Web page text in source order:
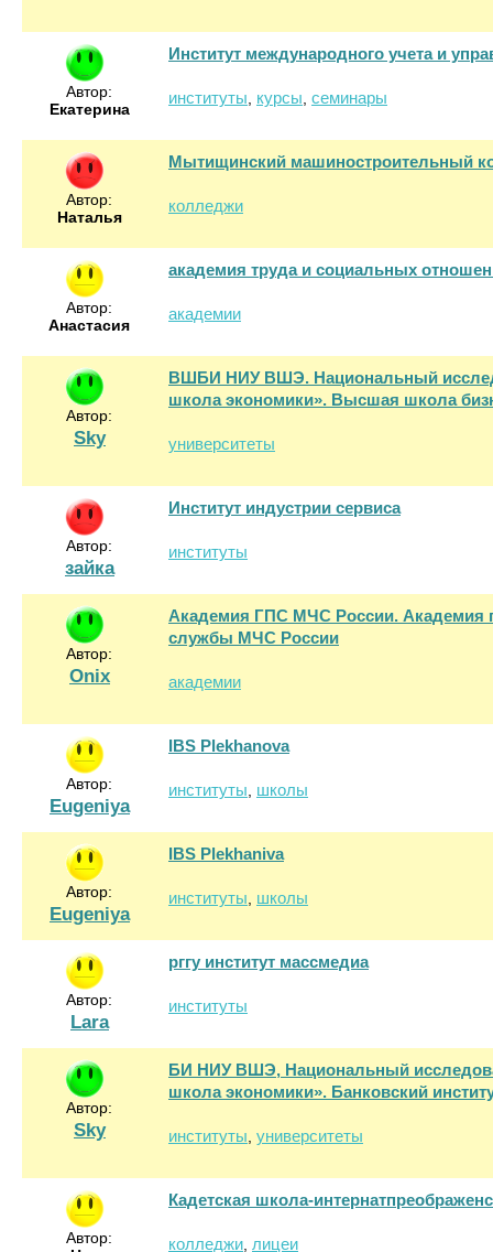
Автор:
Екатерина
Институт международного учета и
институты курсы семинары
Автор:
Наталья
Мытищинский машиностроительный
колледжи
Автор:
Анастасия
академия труда и социальных
академии
Автор:
Sky
ВШБИ НИУ ВШЭ. Национальный
школа экономики». Высшая школа
университеты
Автор:
зайка
Институт индустрии сервиса
институты
Автор:
Onix
Академия ГПС МЧС России. Академия
службы МЧС России
академии
Автор:
Eugeniya
IBS Plekhanova
институты школы
Автор:
Eugeniya
IBS Plekhaniva
институты школы
Автор:
Lara
рггу институт массмедиа
институты
Автор:
Sky
БИ НИУ ВШЭ, Национальный
школа экономики». Банковский
институты университеты
Автор:
Кадетская школа-
колледжи лицеи